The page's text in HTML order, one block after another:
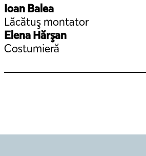
Ioan Balea
Lăcătuş montator
Elena Hărşan
Costumieră